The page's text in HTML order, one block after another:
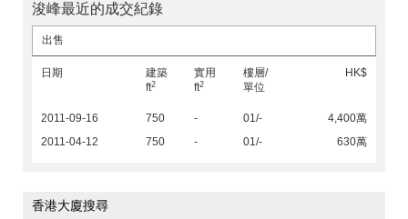
浚峰最近的成交紀錄
出售
日期
建築
ft2
實用
ft2
樓層/
單位
HK$
2011-09-16 750 - 01/-
4,400萬
2011-04-12
750 - 01/- 630萬
香港大廈搜尋